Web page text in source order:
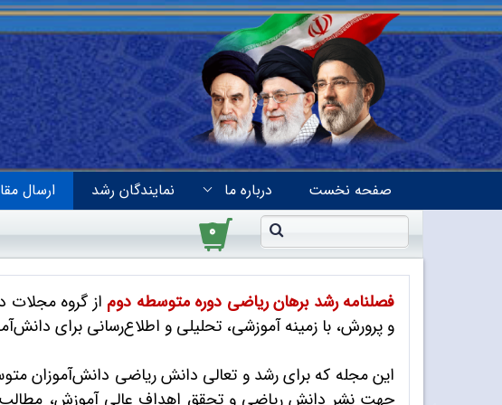
صفحه نخست درباره ما نمایندگان رشد ارسال
۰
فصلنامه‌ رشد برهان ریاضی دوره متوسطه دوم از گروه
و پرورش، با زمینه آموزشی، تحلیلی و اطلاع‌رسانی برای
این مجله که برای رشد و تعالی دانش ریاضی دانش‌آموزان
جهت نشر دانش ریاضی و تحقق اهداف عالی آموزش، مطالب